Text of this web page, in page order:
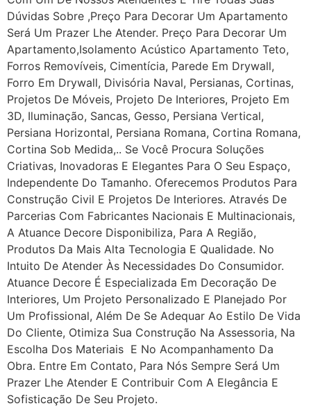
Dúvidas Sobre ,Preço Para Decorar Um Apartamento
Será Um Prazer Lhe Atender. Preço Para Decorar Um
Apartamento,Isolamento Acústico Apartamento Teto,
Forros Removíveis, Cimentícia, Parede Em Drywall,
Forro Em Drywall, Divisória Naval, Persianas, Cortinas,
Projetos De Móveis, Projeto De Interiores, Projeto Em
3D, Iluminação, Sancas, Gesso, Persiana Vertical,
Persiana Horizontal, Persiana Romana, Cortina Romana,
Cortina Sob Medida,.. Se Você Procura Soluções
Criativas, Inovadoras E Elegantes Para O Seu Espaço,
Independente Do Tamanho. Oferecemos Produtos Para
Construção Civil E Projetos De Interiores. Através De
Parcerias Com Fabricantes Nacionais E Multinacionais,
A Atuance Decore Disponibiliza, Para A Região,
Produtos Da Mais Alta Tecnologia E Qualidade. No
Intuito De Atender Às Necessidades Do Consumidor.
Atuance Decore É Especializada Em Decoração De
Interiores, Um Projeto Personalizado E Planejado Por
Um Profissional, Além De Se Adequar Ao Estilo De Vida
Do Cliente, Otimiza Sua Construção Na Assessoria, Na
Escolha Dos Materiais E No Acompanhamento Da
Obra. Entre Em Contato, Para Nós Sempre Será Um
Prazer Lhe Atender E Contribuir Com A Elegância E
Sofisticação De Seu Projeto.